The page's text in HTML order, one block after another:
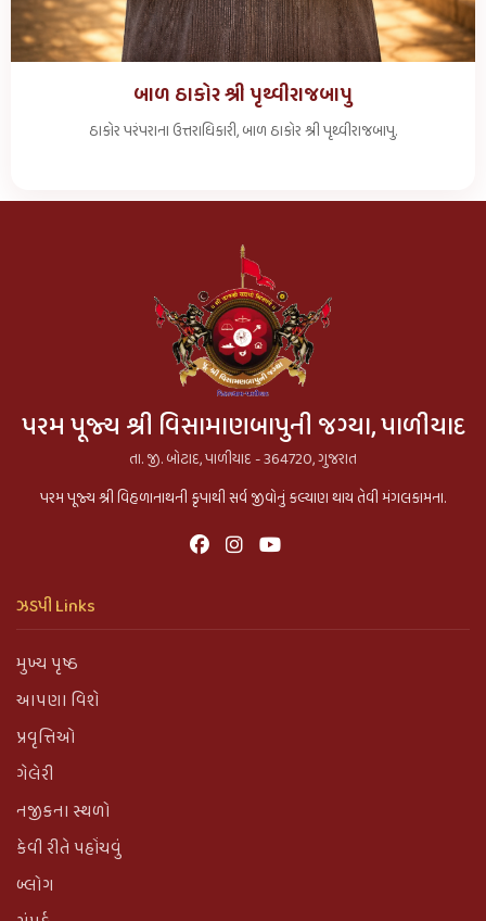
બાળ ઠાકોર શ્રી પૃથ્વીરાજબાપુ
ઠાકોર પરંપરાના ઉત્તરાધિકારી, બાળ ઠાકોર શ્રી પૃથ્વીરાજબાપુ.
પરમ પૂજ્ય શ્રી વિસામાણબાપુની જગ્યા, પાળીયાદ
તા. જી. બોટાદ, પાળીયાદ - 364720, ગુજરાત
પરમ પૂજ્ય શ્રી વિહળાનાથની કૃપાથી સર્વ જીવોનું કલ્યાણ થાય તેવી મંગલકામના.
ઝડપી Links
મુખ્ય પૃષ્ઠ
આપણા વિશે
પ્રવૃત્તિઓ
ગેલેરી
નજીકના સ્થળો
કેવી રીતે પહોંચવું
બ્લોગ